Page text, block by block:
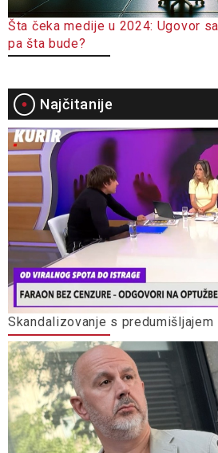
Šta čeka medije u 2024: Ugovor
pa šta bude?
Najčitanije
Skandalizovanje s predumišljajem